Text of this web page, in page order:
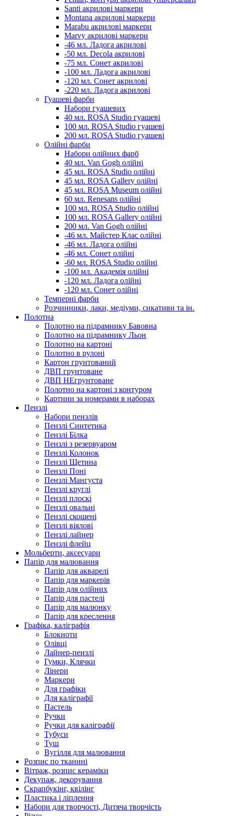
Santi акрилові маркери
Montana акрилові маркери
Marabu акрилові маркери
Marvy акрилові маркери
-46 мл. Ладога акрилові
-50 мл. Decola акрилові
-75 мл. Сонет акрилові
-100 мл. Ладога акрилові
-120 мл. Сонет акрилові
-220 мл. Ладога акрилові
Гуашеві фарби
Набори гуашевих
40 мл. ROSA Studio гуашеві
100 мл. ROSA Studio гуашеві
200 мл. ROSA Studio гуашеві
Олійні фарби
Набори олійних фарб
40 мл. Van Gogh олійні
45 мл. ROSA Studio олійні
45 мл. ROSA Gallery олійні
45 мл. ROSA Museum олійні
60 мл. Renesans олійні
100 мл. ROSA Studio олійні
100 мл. ROSA Gallery олійні
200 мл. Van Gogh олійні
-46 мл. Майстер Клас олійні
-46 мл. Ладога олійні
-46 мл. Сонет олійні
-60 мл. ROSA Studio олійні
-100 мл. Академія олійні
-120 мл. Ладога олійні
-120 мл. Сонет олійні
Темперні фарби
Розчинники, лаки, медіуми, сикативи та ін.
Полотна
Полотно на підрамнику Бавовна
Полотно на підрамнику Льон
Полотно на картоні
Полотно в рулоні
Картон грунтований
ДВП грунтоване
ДВП НЕгрунтоване
Полотно на картоні з контуром
Картини за номерами в наборах
Пензлі
Набори пензлів
Пензлі Синтетика
Пензлі Білка
Пензлі з резервуаром
Пензлі Колонок
Пензлі Щетина
Пензлі Поні
Пензлі Мангуста
Пензлі круглі
Пензлі плоскі
Пензлі овальні
Пензлі скошені
Пензлі віялові
Пензлі лайнер
Пензлі флейц
Мольберти, аксесуари
Папір для малювання
Папір для акварелі
Папір для маркерів
Папір для олійних
Папір для пастелі
Папір для малюнку
Папір для креслення
Графіка, каліграфія
Блокноти
Олівці
Лайнер-пензлі
Гумки, Клячки
Лінери
Маркери
Для графіки
Для каліграфії
Пастель
Ручки
Ручки для каліграфії
Тубуси
Туш
Вугілля для малювання
Розпис по тканині
Вітраж, розпис кераміки
Декупаж, декорування
Скрапбукінг, квілінг
Пластика і ліплення
Набори для творчості, Дитяча творчість